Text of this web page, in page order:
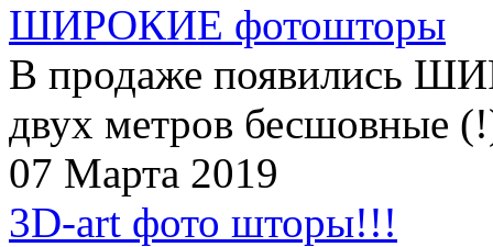
ШИРОКИЕ фотошторы
В продаже появились
двух метров бесшовные
07 Марта 2019
3D-art фото шторы!!!